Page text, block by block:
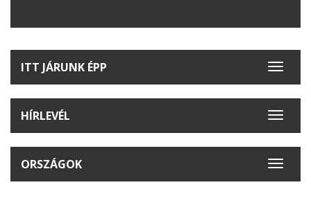
Toggle
ITT JÁRUNK ÉPP
Toggle
HÍRLEVÉL
Toggle
ORSZÁGOK